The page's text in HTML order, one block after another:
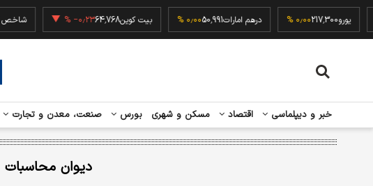
یورو217,300 درهم امارات50,991 بیت کوین64,768‎−۰٫۲۳ %
خبر و دیپلماسی اقتصاد مسکن و شهری بورس صنعت، معدن و تجارت
دیوان محاسبات